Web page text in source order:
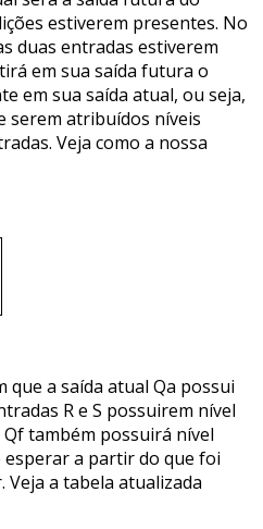
estiverem presentes. No
duas entradas estiverem
em sua saída futura o
em sua saída atual, ou seja,
serem atribuídos níveis
Veja como a nossa
que a saída atual Qa possui
R e S possuirem nível
também possuirá nível
esperar a partir do que foi
a tabela atualizada